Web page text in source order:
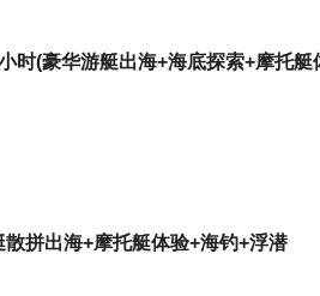
时(豪华游艇出海+海底探索+摩托
拼出海+摩托艇体验+海钓+浮潜